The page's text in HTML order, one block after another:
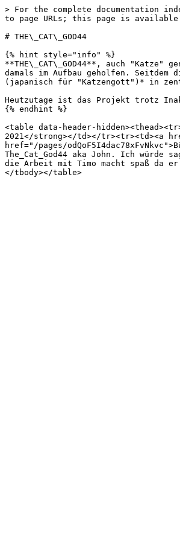
> For the complete documentation
to page URLs; this page is available
# THE\_CAT\_GOD44
{% hint style="info" %}
**THE\_CAT\_GOD44**, auch
damals im Aufbau geholfen. Seitdem
(japanisch für "Katzengott")* in
Heutzutage ist das Projekt trotz
{% endhint %}
<table data-header-
2021</strong></td></tr><tr><td><a
href="/pages/
The_Cat_God44 aka John. Ich
die Arbeit mit Timo macht spaß da